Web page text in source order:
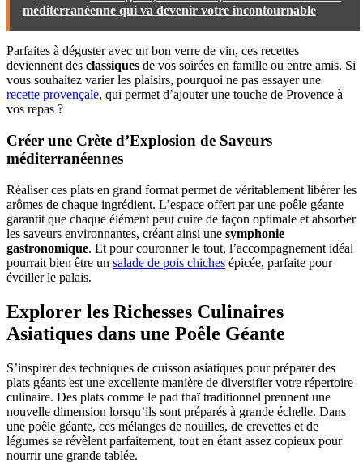
méditerranéenne qui va devenir votre incontournable
Parfaites à déguster avec un bon verre de vin, ces recettes
deviennent des classiques de vos soirées en famille ou entre amis. Si
vous souhaitez varier les plaisirs, pourquoi ne pas essayer une
recette provençale, qui permet d’ajouter une touche de Provence à
vos repas ?
Créer une Crète d’Explosion de Saveurs
méditerranéennes
Réaliser ces plats en grand format permet de véritablement libérer les
arômes de chaque ingrédient. L’espace offert par une poêle géante
garantit que chaque élément peut cuire de façon optimale et absorber
les saveurs environnantes, créant ainsi une symphonie
gastronomique. Et pour couronner le tout, l’accompagnement idéal
pourrait bien être un salade de pois chiches épicée, parfaite pour
éveiller le palais.
Explorer les Richesses Culinaires
Asiatiques dans une Poêle Géante
S’inspirer des techniques de cuisson asiatiques pour préparer des
plats géants est une excellente manière de diversifier votre répertoire
culinaire. Des plats comme le pad thaï traditionnel prennent une
nouvelle dimension lorsqu’ils sont préparés à grande échelle. Dans
une poêle géante, ces mélanges de nouilles, de crevettes et de
légumes se révèlent parfaitement, tout en étant assez copieux pour
nourrir une grande tablée.